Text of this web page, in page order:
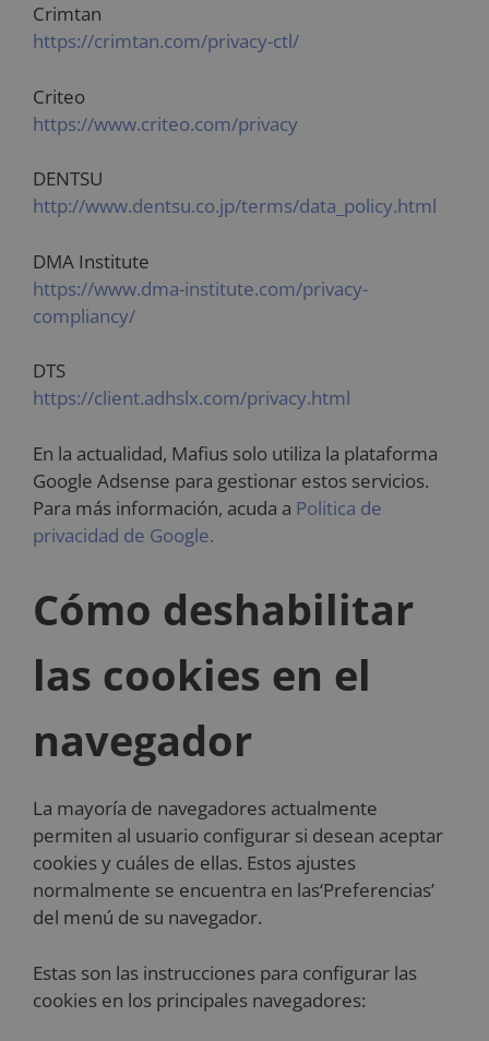
Crimtan
https://crimtan.com/privacy-ctl/
Criteo
https://www.criteo.com/privacy
DENTSU
http://www.dentsu.co.jp/terms/data_policy.html
DMA Institute
https://www.dma-institute.com/privacy-
compliancy/
DTS
https://client.adhslx.com/privacy.html
En la actualidad, Mafius solo utiliza la plataforma
Google Adsense para gestionar estos servicios.
Para más información, acuda a Politica de
privacidad de Google.
Cómo deshabilitar
las cookies en el
navegador
La mayoría de navegadores actualmente
permiten al usuario configurar si desean aceptar
cookies y cuáles de ellas. Estos ajustes
normalmente se encuentra en las‘Preferencias’
del menú de su navegador.
Estas son las instrucciones para configurar las
cookies en los principales navegadores: